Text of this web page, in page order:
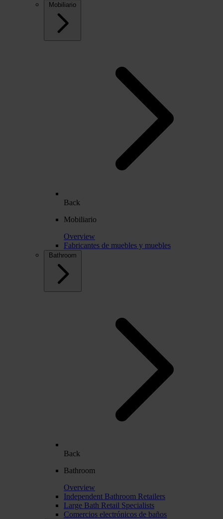
Mobiliario
Back
Mobiliario
Overview
Fabricantes de muebles y muebles
Bathroom
Back
Bathroom
Overview
Independent Bathroom Retailers
Large Bath Retail Specialists
Comercios electrónicos de baños